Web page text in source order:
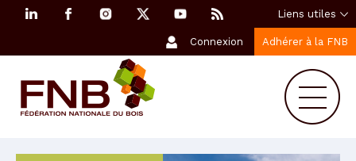
Liens utiles
Connexion Adhérer à la FNB